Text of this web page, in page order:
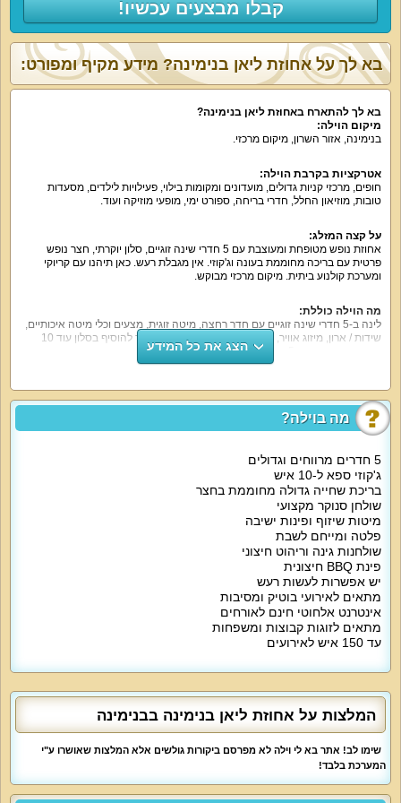
קבלו מבצעים עכשיו!
מה בוילה?
5 חדרים מרווחים וגדולים
ג'קוזי ספא ל-10 איש
בריכת שחייה גדולה מחוממת בחצר
שולחן סנוקר מקצועי
מיטות שיזוף ופינות ישיבה
פלטה ומייחם לשבת
שולחנות גינה וריהוט חיצוני
פינת BBQ חיצונית
יש אפשרות לעשות רעש
מתאים לאירועי בוטיק ומסיבות
אינטרנט אלחוטי חינם לאורחים
מתאים לזוגות קבוצות ומשפחות
עד 150 איש לאירועים
בא לך על אחוזת ליאן בנימינה? מידע מקיף ומפורט:
בא לך להתארח באחוזת ליאן בנימינה?
מיקום הוילה:
בנימינה, אזור השרון, מיקום מרכזי.
אטרקציות בקרבת הוילה:
חופים, מרכזי קניות גדולים, מועדונים ומקומות בילוי, פעילויות לילדים, מסעדות
טובות, מוזיאון החלל, חדרי בריחה, ספורט ימי, מופעי מוזיקה ועוד.
על קצה המזלג:
אחוזת נופש מטופחת ומעוצבת עם 5 חדרי שינה זוגיים, סלון יוקרתי, חצר נופש
פרטית עם בריכה מחוממת בעונה וג'קוזי. אין מגבלת רעש. כאן תיהנו עם קריוקי
ומערכת קולנוע ביתית. מיקום מרכזי מבוקש.
מה הוילה כוללת:
לינה ב-5 חדרי שינה זוגיים עם חדר רחצה, מיטה זוגית, מצעים וכלי מיטה איכותיים,
שידות / ארון, מיזוג אוויר, מסך שטוח, 2 מזרני יחיד. אפשר להוסיף בסלון עוד 10
סועדים. סלון הווילה מעוצב ומתוכנן להנאה מקסימלית עם מערכת ישיבה ל-10 איש,
מסך 85 אינטש, שולחן סלון.
מטבחון, מקרר, פטריית חימום, מגרש כדורגל, שולחן סנוקר, שולחן פינג פונג, שולחן
מתקפל, שולחן גינה עד 80 איש.
האירוח כולל אינטרנט אלחוטי, ערוצי יס, מערכת קולנוע ביתית, מערכת קריוקי,
של ארוחת בוקר בתיאום מראש ותוספת תשלום.
מיוחד לילדים:
מזרני יחיד לחדרי השינה ולסלון.
מיוחד לדתיים:
למי זה מתאים?
אחוזת ליאן בנימינה מתאימה למשפחות, זוגות, קבוצות נופשים, קהל דתי, תיירים
מכל העולם, ימי גיבוש וכיף, ימי הולדת, אירועים עסקיים, אירועים משפחתיים,
סדנאות, כנסים, מסיבות רווקים ורווקות, בני נוער, ימי הולדת, חתונות, בר/בת מצווה.
אין מגבלת רעש, גילאי 18 ומעלה. אירועים עד 150 איש / נופש עם לינה עד 30
איש.
הצג את כל המידע
המלצות על אחוזת ליאן בנימינה בבנימינה
שימו לב! אתר בא לי וילה לא מפרסם ביקורות גולשים אלא המלצות שאושרו ע"י
המערכת בלבד!